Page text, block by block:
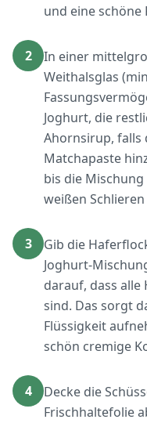
und eine schöne
2
In einer
Weithalsglas
Joghurt, die
Ahornsirup, falls
Matchapaste
bis die
weißen
3
Gib die
Joghurt-
darauf, dass
sind. Das sorgt
Flüssigkeit
schön cremige
4
Decke die
Frischhaltefolie